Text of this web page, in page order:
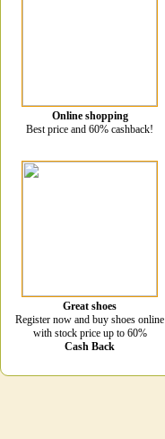
Online shopping
Best price and 60% cashback!
Great shoes
Register now and buy shoes online
with stock price up to 60%
Cash Back